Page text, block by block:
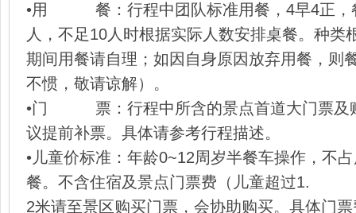
•用 餐：行程中团队标准用餐，4早4正，
人，不足10人时根据实际人数安排桌餐。种类
期间用餐请自理；如因自身原因放弃用餐，则
不惯，敬请谅解）。
•门 票：行程中所含的景点首道大门票及
议提前补票。具体请参考行程描述。
•儿童价标准：年龄0~12周岁半餐车操作，不
餐。不含住宿及景点门票费（儿童超过1.
2米请至景区购买门票，会协助购买。具体门